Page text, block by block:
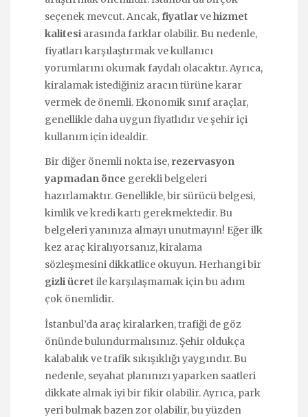
seçenek mevcut. Ancak, fiyatlarvehizmet
kalitesi arasında farklar olabilir. Bu nedenle,
fiyatları karşılaştırmak ve kullanıcı
yorumlarını okumak faydalı olacaktır. Ayrıca,
kiralamak istediğiniz aracın türüne karar
vermek de önemli. Ekonomik sınıf araçlar,
genellikle daha uygun fiyatlıdır ve şehir içi
kullanım için idealdir.
Bir diğer önemli nokta ise, rezervasyon
yapmadan önce gerekli belgeleri
hazırlamaktır. Genellikle, bir sürücü belgesi,
kimlik ve kredi kartı gerekmektedir. Bu
belgeleri yanınıza almayı unutmayın! Eğer ilk
kez araç kiralıyorsanız, kiralama
sözleşmesini dikkatlice okuyun. Herhangi bir
gizli ücret ile karşılaşmamak için bu adım
çok önemlidir.
İstanbul’da araç kiralarken, trafiği de göz
önünde bulundurmalısınız. Şehir oldukça
kalabalık ve trafik sıkışıklığı yaygındır. Bu
nedenle, seyahat planınızı yaparken saatleri
dikkate almak iyi bir fikir olabilir. Ayrıca, park
yeri bulmak bazen zor olabilir, bu yüzden